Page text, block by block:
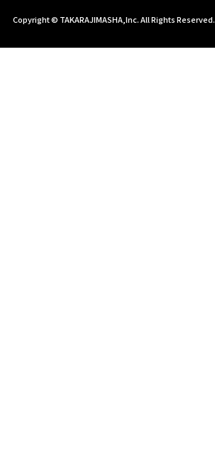
Copyright © TAKARAJIMASHA,Inc. All Rights Reserved.